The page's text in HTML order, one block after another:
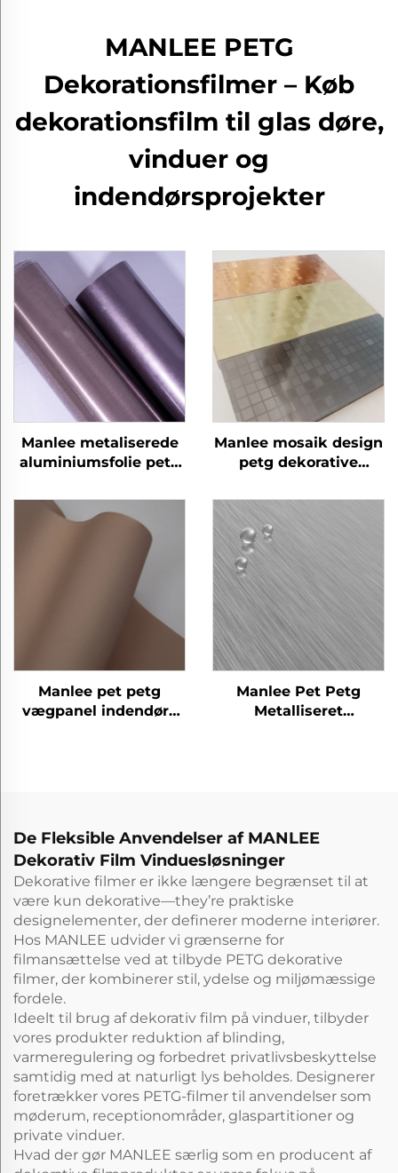
MANLEE PETG
Dekorationsfilmer – Køb
dekorationsfilm til glas døre,
vinduer og
indendørsprojekter
Manlee metaliserede
aluminiumsfolie petg
til hjemmekontor
hotel
Manlee mosaik design
petg dekorative
væggulv/plads
Manlee pet petg
vægpanel indendørs
Manlee Pet Petg
Metalliseret
De Fleksible Anvendelser af MANLEE
Dekorativ Film Vinduesløsninger
Dekorative filmer er ikke længere begrænset til at
være kun dekorative—they’re praktiske
designelementer, der definerer moderne interiører.
Hos MANLEE udvider vi grænserne for
filmansættelse ved at tilbyde PETG dekorative
filmer, der kombinerer stil, ydelse og miljømæssige
fordele.
Ideelt til brug af dekorativ film på vinduer, tilbyder
vores produkter reduktion af blinding,
varmeregulering og forbedret privatlivsbeskyttelse
samtidig med at naturligt lys beholdes. Designerer
foretrækker vores PETG-filmer til anvendelser som
møderum, receptionområder, glaspartitioner og
private vinduer.
Hvad der gør MANLEE særlig som en producent af